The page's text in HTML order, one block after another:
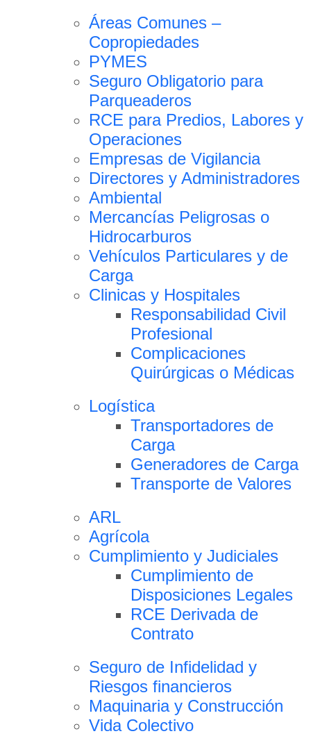
Áreas Comunes –
Copropiedades
PYMES
Seguro Obligatorio para
Parqueaderos
RCE para Predios, Labores y
Operaciones
Empresas de Vigilancia
Directores y Administradores
Ambiental
Mercancías Peligrosas o
Hidrocarburos
Vehículos Particulares y de
Carga
Clinicas y Hospitales
Responsabilidad Civil
Profesional
Complicaciones
Quirúrgicas o Médicas
Logística
Transportadores de
Carga
Generadores de Carga
Transporte de Valores
ARL
Agrícola
Cumplimiento y Judiciales
Cumplimiento de
Disposiciones Legales
RCE Derivada de
Contrato
Seguro de Infidelidad y
Riesgos financieros
Maquinaria y Construcción
Vida Colectivo